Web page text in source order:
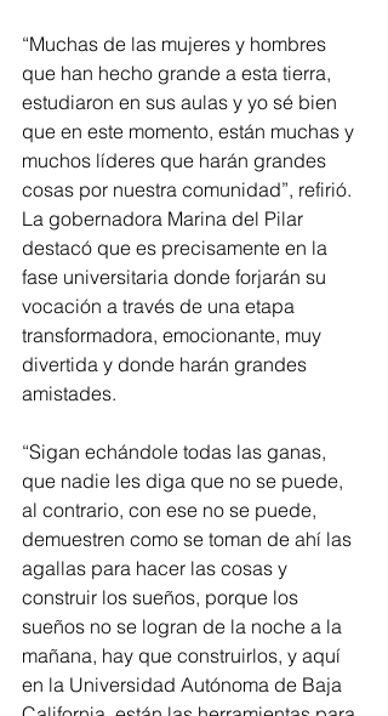
“Muchas de las mujeres y hombres
que han hecho grande a esta tierra,
estudiaron en sus aulas y yo sé bien
que en este momento, están muchas y
muchos líderes que harán grandes
cosas por nuestra comunidad”, refirió.
La gobernadora Marina del Pilar
destacó que es precisamente en la
fase universitaria donde forjarán su
vocación a través de una etapa
transformadora, emocionante, muy
divertida y donde harán grandes
amistades.
“Sigan echándole todas las ganas,
que nadie les diga que no se puede,
al contrario, con ese no se puede,
demuestren como se toman de ahí las
agallas para hacer las cosas y
construir los sueños, porque los
sueños no se logran de la noche a la
mañana, hay que construirlos, y aquí
en la Universidad Autónoma de Baja